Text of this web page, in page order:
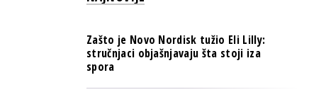
PULS REGIONA
NOVO NA RAFU
Zašto je Novo Nordisk tužio Eli Lilly:
stručnjaci objašnjavaju šta stoji iza
spora